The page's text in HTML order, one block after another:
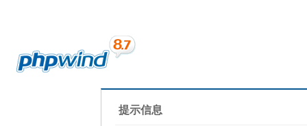
提示信息